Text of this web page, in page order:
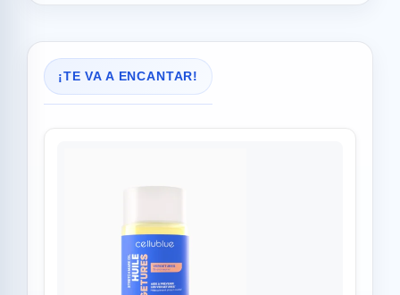
¡TE VA A ENCANTAR!